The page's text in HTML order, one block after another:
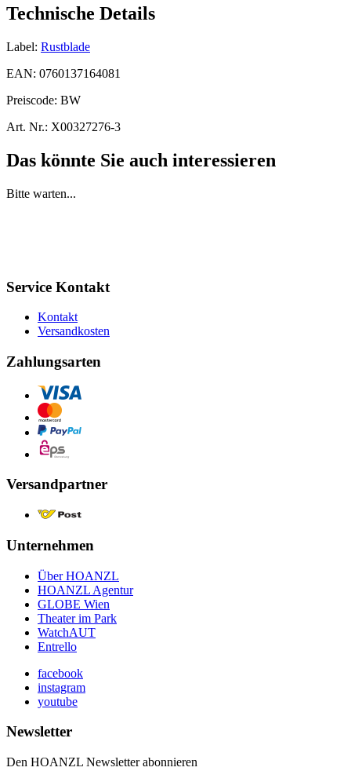
Technische Details
Label: Rustblade
EAN: 0760137164081
Preiscode: BW
Art. Nr.: X00327276-3
Das könnte Sie auch interessieren
Bitte warten...
Service Kontakt
Kontakt
Versandkosten
Zahlungsarten
Versandpartner
Unternehmen
Über HOANZL
HOANZL Agentur
GLOBE Wien
Theater im Park
WatchAUT
Entrello
facebook
instagram
youtube
Newsletter
Den HOANZL Newsletter abonnieren